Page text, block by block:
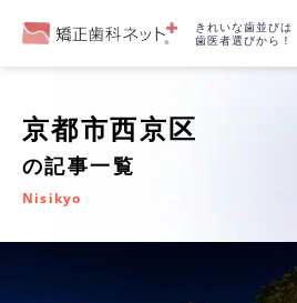
きれいな歯並びは
歯医者選びから！
京都市西京区
の記事一覧
Nisikyo